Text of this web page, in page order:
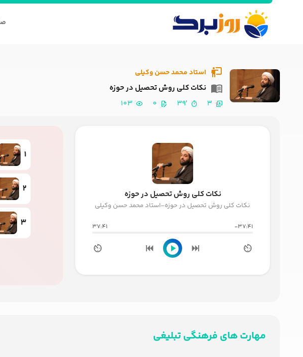
استاد محمد حسن وکیلی
نکات کلی روش تحصیل در حوزه
3
'39
0
103
نکات کلی روش تحصیل در حوزه
نکات کلی روش تحصیل در حوزه-استاد محمد حسن وکیلی
-37:41
37:41
1
2
3
مهارت های فرهنگی تبلیغی